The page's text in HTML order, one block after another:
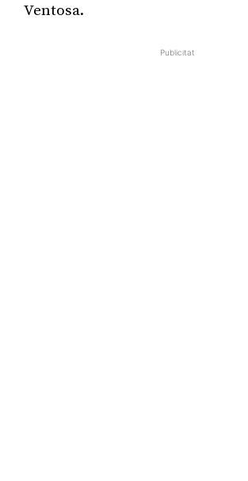
Ventosa.
Publicitat